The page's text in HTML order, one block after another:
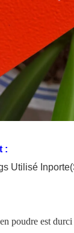
:
s Utilisé Inporte
poudre est